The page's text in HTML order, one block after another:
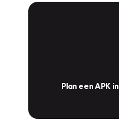
Plan een APK in